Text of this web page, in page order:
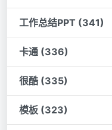
工作总结PPT (341)
卡通 (336)
很酷 (335)
模板 (323)